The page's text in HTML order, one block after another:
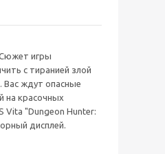
Сюжет игры
с тиранией злой
Вас ждут опасные
на красочных
Vita "Dungeon Hunter:
дисплей.